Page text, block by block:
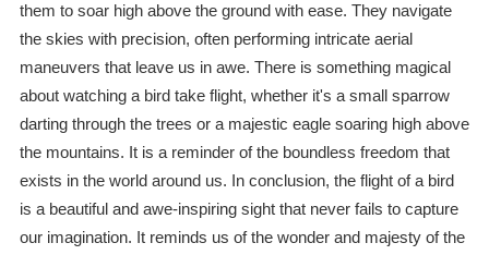
them to soar high above the ground with ease. They navigate
the skies with precision, often performing intricate aerial
maneuvers that leave us in awe. There is something magical
about watching a bird take flight, whether it's a small sparrow
darting through the trees or a majestic eagle soaring high above
the mountains. It is a reminder of the boundless freedom that
exists in the world around us. In conclusion, the flight of a bird
is a beautiful and awe-inspiring sight that never fails to capture
our imagination. It reminds us of the wonder and majesty of the